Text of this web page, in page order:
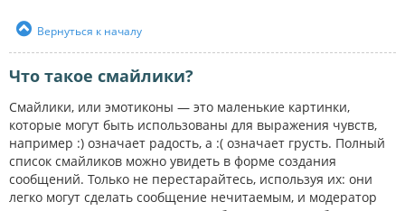
Вернуться к началу
Что такое смайлики?
Смайлики, или эмотиконы — это маленькие картинки,
которые могут быть использованы для выражения чувств,
например :) означает радость, а :( означает грусть. Полный
список смайликов можно увидеть в форме создания
сообщений. Только не перестарайтесь, используя их: они
легко могут сделать сообщение нечитаемым, и модератор